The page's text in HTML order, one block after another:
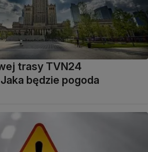
trasy TVN24
będzie pogoda